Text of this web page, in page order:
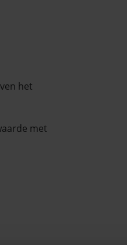
het
met